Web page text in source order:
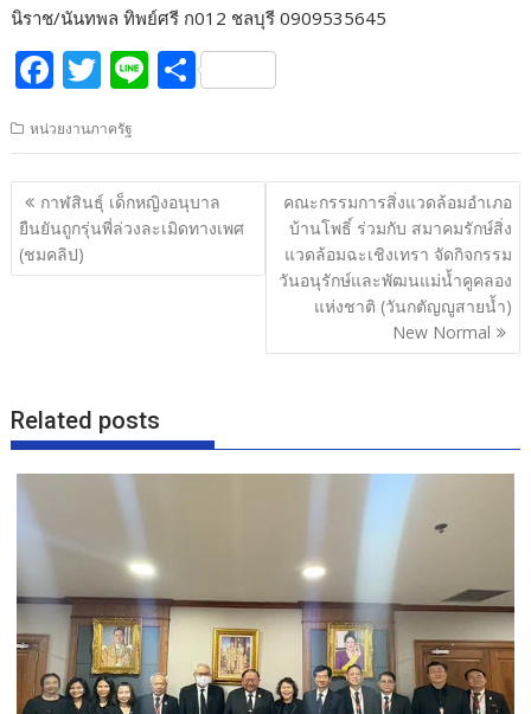
นิราช/นันทพล ทิพย์ศรี ก012 ชลบุรี 0909535645
F
e
b
o
o
T
itt
er
Li
e
S
ar
e
หน่วยงานภาครัฐ
แนะแนว
เรื่อง
กาฬสินธุ์ เด็กหญิงอนุบาล
ยืนยันถูกรุ่นพี่ล่วงละเมิดทางเพศ
(ชมคลิป)
คณะกรรมการสิ่งแวดล้อมอำเภอ
บ้านโพธิ์ ร่วมกับ สมาคมรักษ์สิ่ง
แวดล้อมฉะเชิงเทรา จัดกิจกรรม
วันอนุรักษ์และพัฒนแม่น้ำคูคลอง
แห่งชาติ (วันกตัญญูสายน้ำ)
New Normal
Related posts